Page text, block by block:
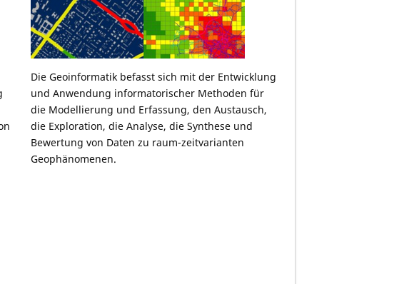
Die Geoinformatik befasst sich mit der Entwicklung
und Anwendung informatorischer Methoden für
die Modellierung und Erfassung, den Austausch,
die Exploration, die Analyse, die Synthese und
Bewertung von Daten zu raum-zeitvarianten
Geophänomenen.